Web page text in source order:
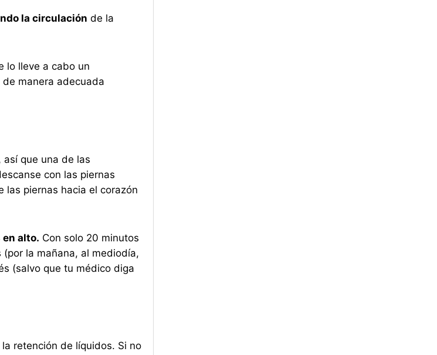
la circulación de la
lo lleve a cabo un
manera adecuada
que una de las
con las piernas
las piernas hacia el corazón
en alto. Con solo 20 minutos
la mañana, al mediodía,
(salvo que tu médico diga
retención de líquidos. Si no